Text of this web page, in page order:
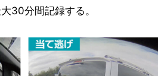
30分間記録する。